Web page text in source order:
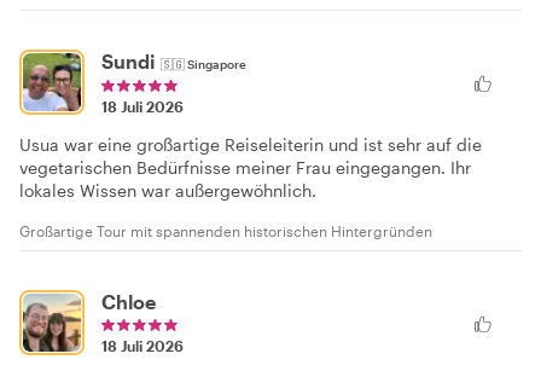
Sundi 🇸🇬Singapore
18 Juli 2026
Usua war eine großartige Reiseleiterin und ist sehr auf die
vegetarischen Bedürfnisse meiner Frau eingegangen. Ihr
lokales Wissen war außergewöhnlich.
Großartige Tour mit spannenden historischen Hintergründen
Chloe
18 Juli 2026